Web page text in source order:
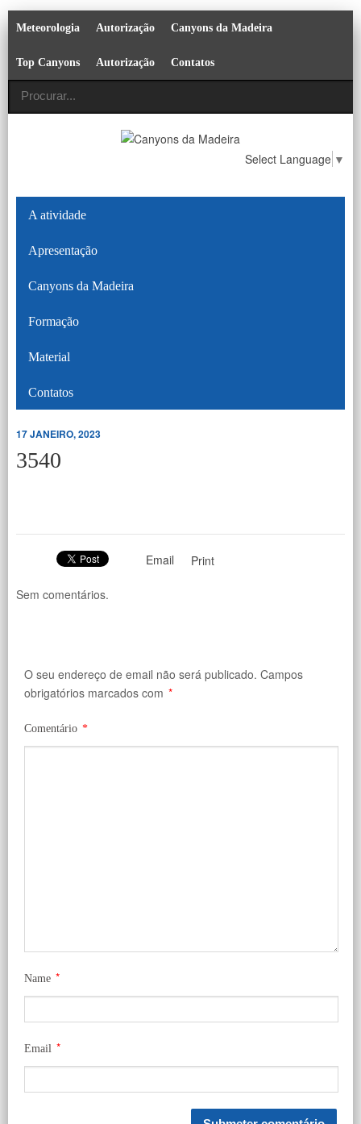
Meteorologia Autorização Canyons da Madeira
Top Canyons Autorização Contatos
Select Language ▼
A atividade
Apresentação
Canyons da Madeira
Formação
Material
Contatos
17 JANEIRO, 2023
3540
Email Print
Sem comentários.
O seu endereço de email não será publicado. Campos
obrigatórios marcados com *
Comentário *
Name *
Email *